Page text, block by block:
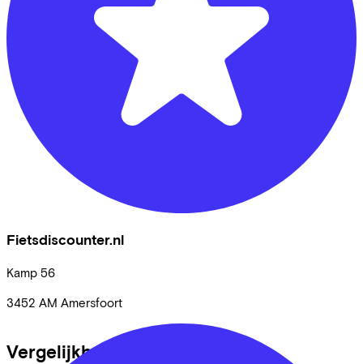
Fietsdiscounter.nl
Kamp 56
3452 AM Amersfoort
Vergelijkbare fietsen